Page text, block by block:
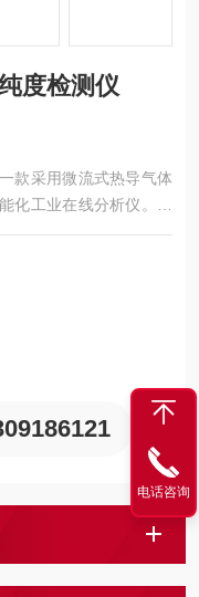
度检测仪
款采用微流式热导气体
化工业在线分析仪。仪
分析监测氢气、氩气、
电话咨询